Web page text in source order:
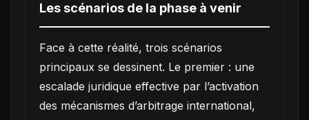
Les scénarios de la phase à venir
Face à cette réalité, trois scénarios
principaux se dessinent. Le premier : une
escalade juridique effective par l’activation
des mécanismes d’arbitrage international,